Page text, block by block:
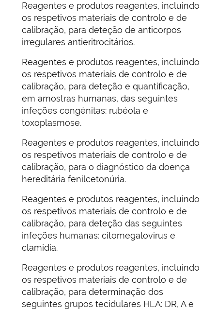
Reagentes e produtos reagentes, incluindo
os respetivos materiais de controlo e de
calibração, para deteção de anticorpos
irregulares antieritrocitários.
Reagentes e produtos reagentes, incluindo
os respetivos materiais de controlo e de
calibração, para deteção e quantificação,
em amostras humanas, das seguintes
infeções congénitas: rubéola e
toxoplasmose.
Reagentes e produtos reagentes, incluindo
os respetivos materiais de controlo e de
calibração, para o diagnóstico da doença
hereditária fenilcetonúria.
Reagentes e produtos reagentes, incluindo
os respetivos materiais de controlo e de
calibração, para deteção das seguintes
infeções humanas: citomegalovírus e
clamídia.
Reagentes e produtos reagentes, incluindo
os respetivos materiais de controlo e de
calibração, para determinação dos
seguintes grupos tecidulares HLA: DR, A e